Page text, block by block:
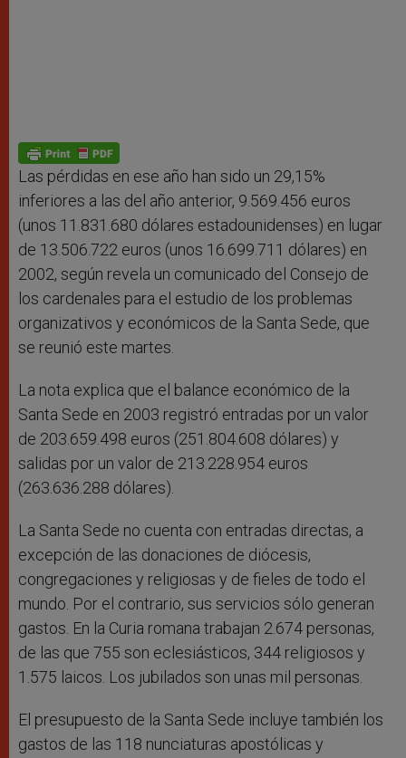
Las pérdidas en ese año han sido un 29,15%
inferiores a las del año anterior, 9.569.456 euros
(unos 11.831.680 dólares estadounidenses) en lugar
de 13.506.722 euros (unos 16.699.711 dólares) en
2002, según revela un comunicado del Consejo de
los cardenales para el estudio de los problemas
organizativos y económicos de la Santa Sede, que
se reunió este martes.
La nota explica que el balance económico de la
Santa Sede en 2003 registró entradas por un valor
de 203.659.498 euros (251.804.608 dólares) y
salidas por un valor de 213.228.954 euros
(263.636.288 dólares).
La Santa Sede no cuenta con entradas directas, a
excepción de las donaciones de diócesis,
congregaciones y religiosas y de fieles de todo el
mundo. Por el contrario, sus servicios sólo generan
gastos. En la Curia romana trabajan 2.674 personas,
de las que 755 son eclesiásticos, 344 religiosos y
1.575 laicos. Los jubilados son unas mil personas.
El presupuesto de la Santa Sede incluye también los
gastos de las 118 nunciaturas apostólicas y